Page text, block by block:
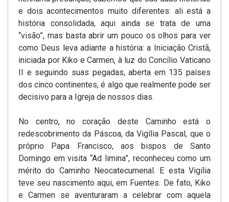
e dois acontecimentos muito diferentes: ali está a
história consolidada, aqui ainda se trata de uma
“visão”, mas basta abrir um pouco os olhos para ver
como Deus leva adiante a história: a Iniciação Cristã,
iniciada por Kiko e Carmen, à luz do Concílio Vaticano
II e seguindo suas pegadas, aberta em 135 países
dos cinco continentes, é algo que realmente pode ser
decisivo para a Igreja de nossos dias.
No centro, no coração deste Caminho está o
redescobrimento da Páscoa, da Vigília Pascal, que o
próprio Papa Francisco, aos bispos de Santo
Domingo em visita “Ad limina”, reconheceu como um
mérito do Caminho Neocatecumenal. E esta Vigília
teve seu nascimento aqui, em Fuentes. De fato, Kiko
e Carmen se aventuraram a celebrar com aquela